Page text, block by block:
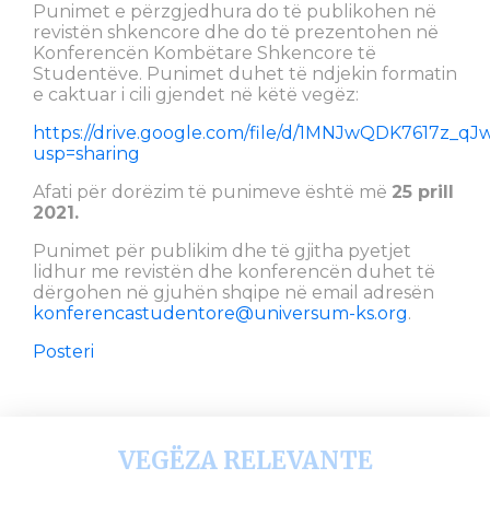
Punimet e përzgjedhura do të publikohen në
revistën shkencore dhe do të prezentohen në
Konferencën Kombëtare Shkencore të
Studentëve. Punimet duhet të ndjekin formatin
e caktuar i cili gjendet në këtë vegëz:
https://drive.google.com/file/d/
usp=sharing
Afati për dorëzim të punimeve është më 25 prill
2021.
Punimet për publikim dhe të gjitha pyetjet
lidhur me revistën dhe konferencën duhet të
dërgohen në gjuhën shqipe në email adresën
konferencastudentore@universum-ks.org.
Posteri
VEGËZA RELEVANTE